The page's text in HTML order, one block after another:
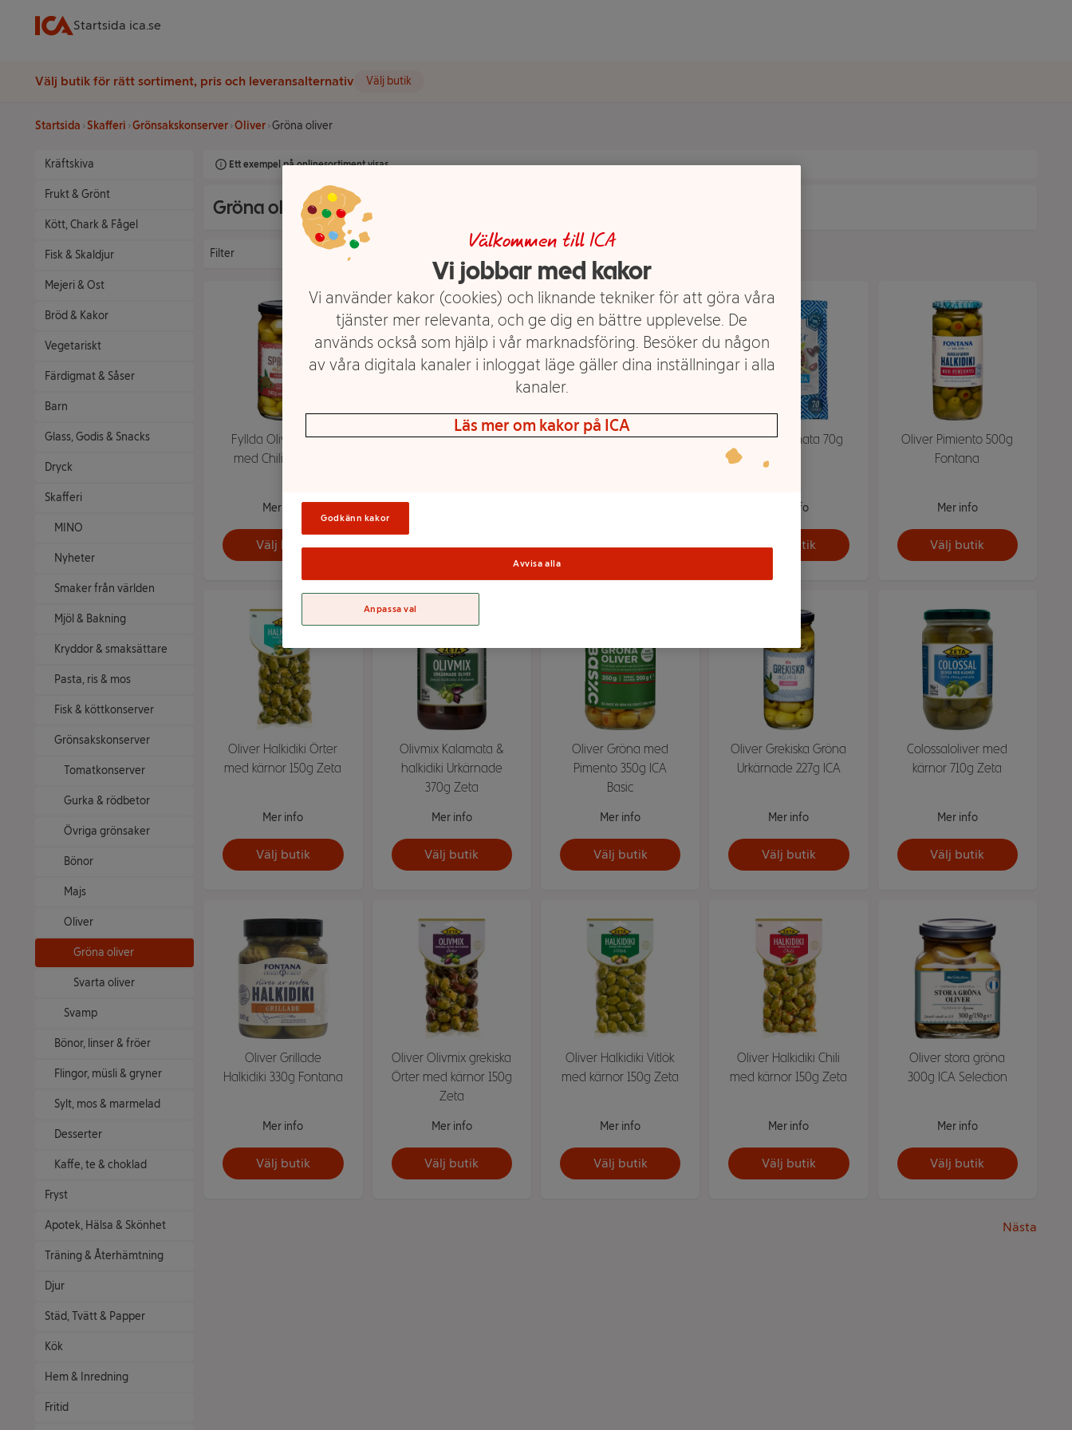
Startsida ica.se
Välj butik för rätt sortiment, pris och leveransalternativ Välj butik
Startsida Skafferi Grönsakskonserver Oliver Gröna oliver
Kräftskiva
Frukt & Grönt
Kött, Chark & Fågel
Fisk & Skaldjur
Mejeri & Ost
Bröd & Kakor
Vegetariskt
Färdigmat & Såser
Barn
Glass, Godis & Snacks
Dryck
Skafferi
MINO
Nyheter
Smaker från världen
Mjöl & Bakning
Kryddor & smaksättare
Pasta, ris & mos
Fisk & köttkonserver
Grönsakskonserver
Tomatkonserver
Gurka & rödbetor
Övriga grönsaker
Bönor
Majs
Oliver
Gröna oliver
Svarta oliver
Svamp
Bönor, linser & fröer
Flingor, müsli & gryner
Sylt, mos & marmelad
Desserter
Kaffe, te & choklad
Fryst
Apotek, Hälsa & Skönhet
Träning & Återhämtning
Djur
Städ, Tvätt & Papper
Kök
Hem & Inredning
Fritid
Ett exempel på onlinesortiment visas.
Gröna oliver
Filter
Fyllda Oliver Gröna
med Chili 240g ICA
Mer info
Välj butik
Snacksoliver Olivm
Välj butik
Fyllda Oliver Gröna
Välj butik
Oliver Kalamata 70g
Mer info
Välj butik
Oliver Pimiento 500g
Fontana
Mer info
Välj butik
Oliver Halkidiki Örter
med kärnor 150g Zeta
Mer info
Välj butik
Olivmix Kalamata &
halkidiki Urkärnade
370g Zeta
Mer info
Välj butik
Oliver Gröna med
Pimento 350g ICA
Basic
Mer info
Välj butik
Oliver Grekiska Gröna
Urkärnade 227g ICA
Mer info
Välj butik
Colossaloliver med
kärnor 710g Zeta
Mer info
Välj butik
Oliver Grillade
Halkidiki 330g Fontana
Mer info
Välj butik
Oliver Olivmix grekiska
Örter med kärnor 150g
Zeta
Mer info
Välj butik
Oliver Halkidiki Vitlök
med kärnor 150g Zeta
Mer info
Välj butik
Oliver Halkidiki Chili
med kärnor 150g Zeta
Mer info
Välj butik
Oliver stora gröna
300g ICA Selection
Mer info
Välj butik
Nästa
Välkommen till ICA
Vi jobbar med kakor
Vi använder kakor (cookies) och liknande tekniker för att göra våra
tjänster mer relevanta, och ge dig en bättre upplevelse. De
används också som hjälp i vår marknadsföring. Besöker du någon
av våra digitala kanaler i inloggat läge gäller dina inställningar i alla
kanaler.
Läs mer om kakor på ICA
Godkänn kakor
Avvisa alla
Anpassa val